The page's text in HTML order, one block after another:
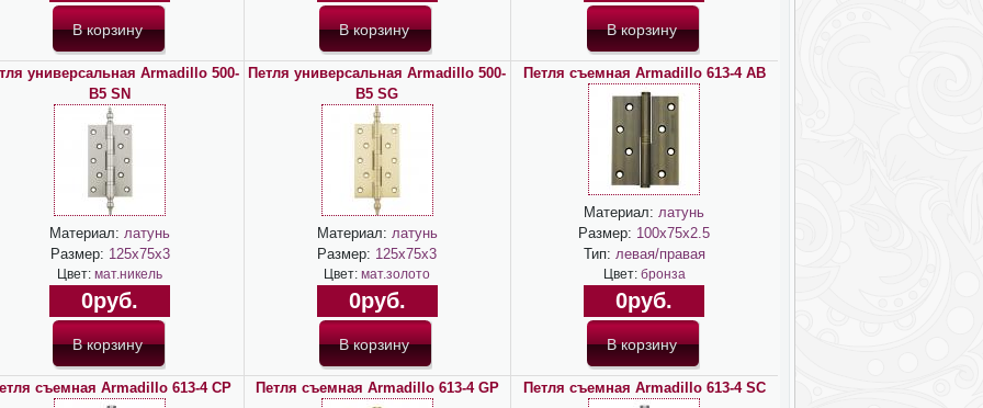
универсальная Armadillo 500-
B5 SN
Материал: латунь
Размер: 125х75х3
Цвет: мат.никель
0руб.
Петля универсальная Armadillo 500-
B5 SG
Материал: латунь
Размер: 125х75х3
Цвет: мат.золото
0руб.
Петля съемная Armadillo 613-4 AB
Материал: латунь
Размер: 100х75х2.5
Тип: левая/правая
Цвет: бронза
0руб.
съемная Armadillo 613-4 CP Петля съемная Armadillo 613-4 GP Петля съемная Armadillo 613-4 SC